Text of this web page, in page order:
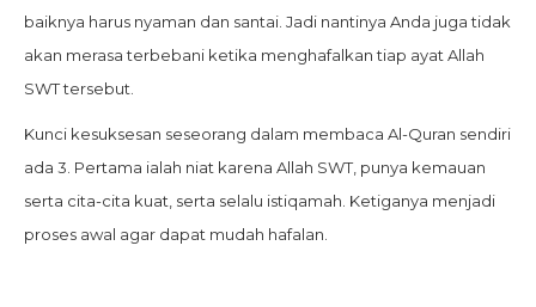
baiknya harus nyaman dan santai. Jadi nantinya Anda juga tidak
akan merasa terbebani ketika menghafalkan tiap ayat Allah
SWT tersebut.
Kunci kesuksesan seseorang dalam membaca Al-Quran sendiri
ada 3. Pertama ialah niat karena Allah SWT, punya kemauan
serta cita-cita kuat, serta selalu istiqamah. Ketiganya menjadi
proses awal agar dapat mudah hafalan.